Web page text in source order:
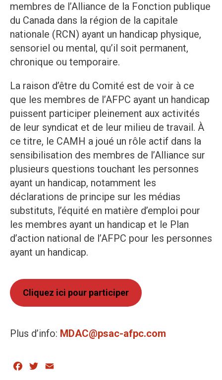
membres de l’Alliance de la Fonction publique
du Canada dans la région de la capitale
nationale (RCN) ayant un handicap physique,
sensoriel ou mental, qu’il soit permanent,
chronique ou temporaire.
La raison d’être du Comité est de voir à ce
que les membres de l’AFPC ayant un handicap
puissent participer pleinement aux activités
de leur syndicat et de leur milieu de travail. À
ce titre, le CAMH a joué un rôle actif dans la
sensibilisation des membres de l’Alliance sur
plusieurs questions touchant les personnes
ayant un handicap, notamment les
déclarations de principe sur les médias
substituts, l’équité en matière d’emploi pour
les membres ayant un handicap et le Plan
d’action national de l’AFPC pour les personnes
ayant un handicap.
Cliquez ici pour participer
Plus d’info: MDAC@psac-afpc.com
Facebook
Twitter